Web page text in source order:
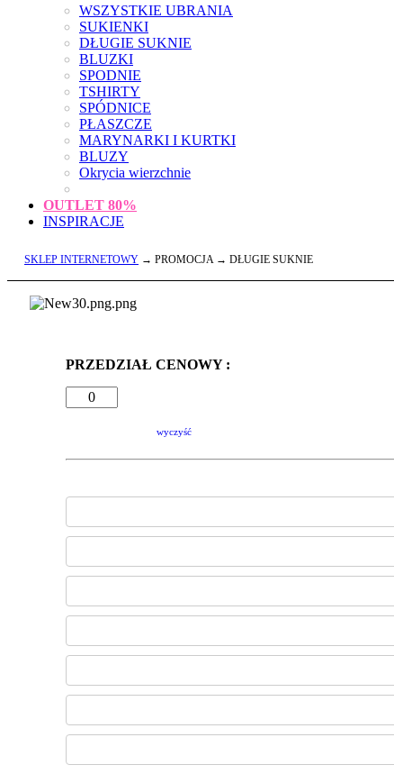
WSZYSTKIE UBRANIA
SUKIENKI
DŁUGIE SUKNIE
BLUZKI
SPODNIE
TSHIRTY
SPÓDNICE
PŁASZCZE
MARYNARKI I KURTKI
BLUZY
Okrycia wierzchnie
OUTLET 80%
INSPIRACJE
SKLEP INTERNETOWY → PROMOCJA → DŁUGIE SUKNIE
PRZEDZIAŁ CENOWY :
wyczyść